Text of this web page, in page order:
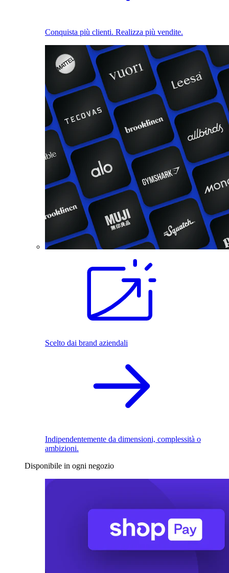
Conquista più clienti. Realizza più vendite.
Scelto dai brand aziendali
Indipendentemente da dimensioni, complessità o
ambizioni.
Disponibile in ogni negozio